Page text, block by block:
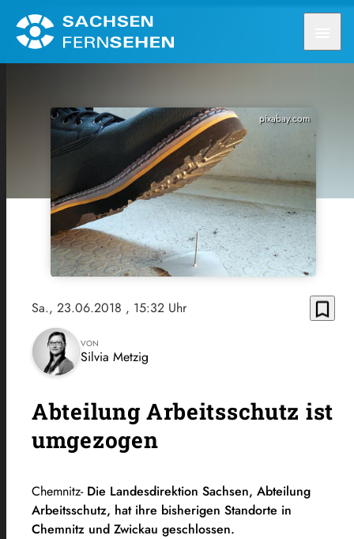
pixabay.com
Sa., 23.06.2018 , 15:32 Uhr bookmark_border
VON
Silvia Metzig
Abteilung Arbeitsschutz ist
umgezogen
Chemnitz- Die Landesdirektion Sachsen, Abteilung
Arbeitsschutz, hat ihre bisherigen Standorte in
Chemnitz und Zwickau geschlossen.